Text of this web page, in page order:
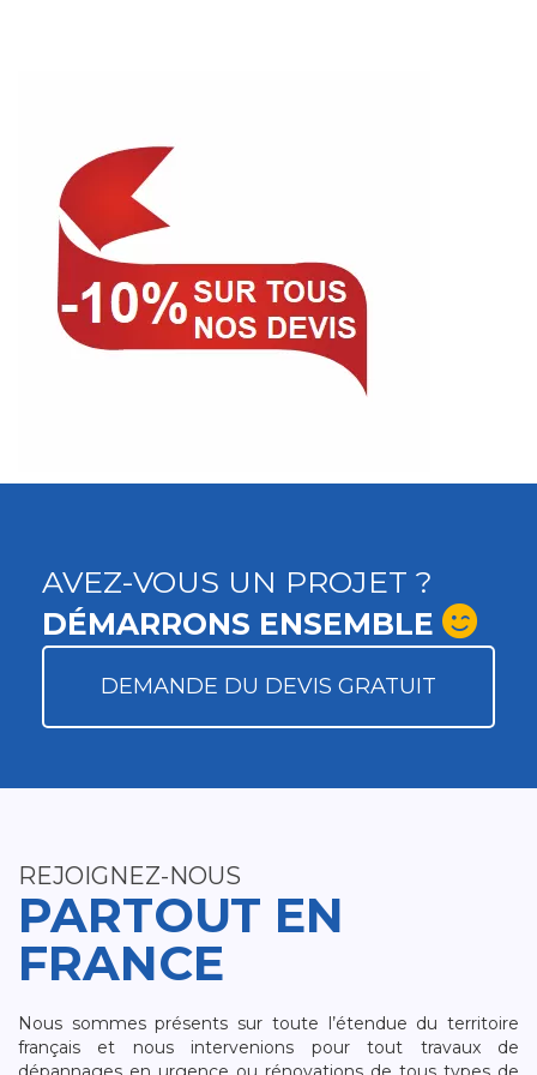
AVEZ-VOUS UN PROJET ?
DÉMARRONS ENSEMBLE
DEMANDE DU DEVIS GRATUIT
REJOIGNEZ-NOUS
PARTOUT EN
FRANCE
Nous sommes présents sur toute l’étendue du territoire
français et nous intervenions pour tout travaux de